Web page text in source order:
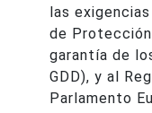
las
de
garantía de
GDD), y al
Parlamento